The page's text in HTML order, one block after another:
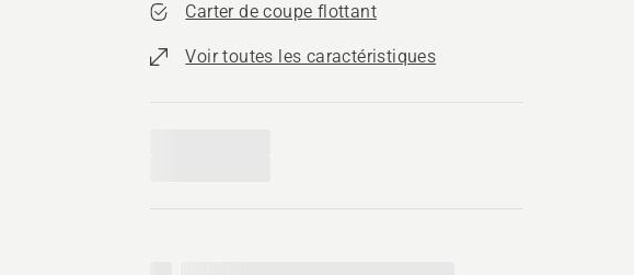
Carter de coupe flottant
Voir toutes les caractéristiques